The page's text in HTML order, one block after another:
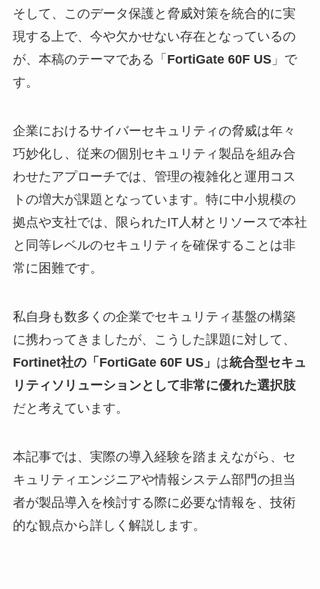
そして、このデータ保護と脅威対策を統合的に実
現する上で、今や欠かせない存在となっているの
が、本稿のテーマである「 FortiGate 60F US」で
す。
企業におけるサイバーセキュリティの脅威は年々
巧妙化し、従来の個別セキュリティ製品を組み合
わせたアプローチでは、管理の複雑化と運用コス
トの増大が課題となっています。特に中小規模の
拠点や支社では、限られたIT人材とリソースで本社
と同等レベルのセキュリティを確保することは非
常に困難です。
私自身も数多くの企業でセキュリティ基盤の構築
に携わってきましたが、こうした課題に対して、
Fortinet社の「FortiGate 60F US」 は統合型セキュ
リティソリューションとして非常に優れた選択肢
だと考えています。
本記事では、実際の導入経験を踏まえながら、セ
キュリティエンジニアや情報システム部門の担当
者が製品導入を検討する際に必要な情報を、技術
的な観点から詳しく解説します。